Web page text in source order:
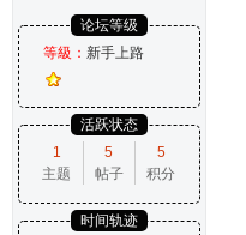
论坛等级
等級： 新手上路
活跃状态
1
主题
5
帖子
5
积分
时间轨迹